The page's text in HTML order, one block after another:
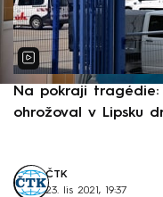
Na pokraji tragédie:
ohrožoval v Lipsku
ČTK
23. lis 2021, 19:37